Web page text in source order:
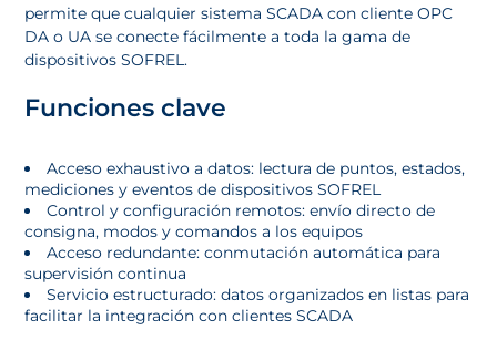
permite que cualquier sistema SCADA con cliente OPC
DA o UA se conecte fácilmente a toda la gama de
dispositivos SOFREL.
Funciones clave
Acceso exhaustivo a datos: lectura de puntos, estados,
mediciones y eventos de dispositivos SOFREL
Control y configuración remotos: envío directo de
consigna, modos y comandos a los equipos
Acceso redundante: conmutación automática para
supervisión continua
Servicio estructurado: datos organizados en listas para
facilitar la integración con clientes SCADA